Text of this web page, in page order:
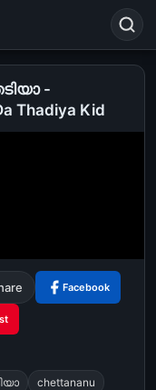
Search
night
-
Thadiya Kid
Facebook
chettananu